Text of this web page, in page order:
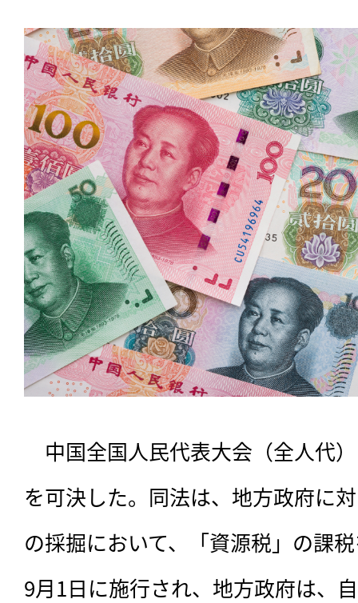
中国全国人民代表大会（全人代
を可決した。同法は、地方政府に
の採掘において、「資源税」の課
9月1日に施行され、地方政府は、